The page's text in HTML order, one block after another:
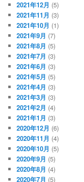
2021年12月 (5)
2021年11月 (3)
2021年10月 (1)
2021年9月 (7)
2021年8月 (5)
2021年7月 (3)
2021年6月 (3)
2021年5月 (5)
2021年4月 (3)
2021年3月 (3)
2021年2月 (4)
2021年1月 (3)
2020年12月 (6)
2020年11月 (4)
2020年10月 (5)
2020年9月 (5)
2020年8月 (4)
2020年7月 (5)